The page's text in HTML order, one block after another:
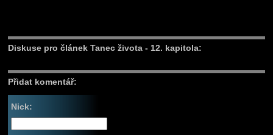
Diskuse pro článek Tanec života - 12. kapitola:
Přidat komentář:
Nick: